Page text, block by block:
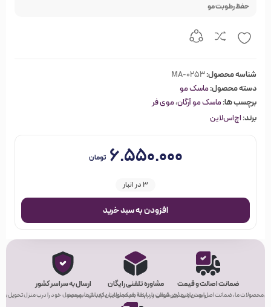
حفظ رطوبت مو
شناسه محصول:MA-0253
دسته محصول:ماسک مو
برچسب ها:ماسک مو آرگان،موی فر
برند:اچ‌اس‌لاین
۶.۵۵۰.۰۰۰ تومان
3 در انبار
افزودن به سبد خرید
ضمانت اصالت و قیمت
محصولات ما، ضمانت اصل بودن و بهترین قیمت را دارند!
مشاوره تلفنی رایگان
راحت باشید! هر سوالی در رابطه با محصولات دارید، از ما بپرسید.
ارسال به سراسر کشور
هر کجای ایران که باشید، محصول خود را درب منزل تحویل